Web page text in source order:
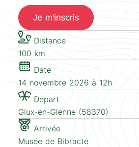
Je m'inscris
Distance
100 km
Date
14 novembre 2026 à 12h
Départ
Glux-en-Glenne (58370)
Arrivée
Musée de Bibracte